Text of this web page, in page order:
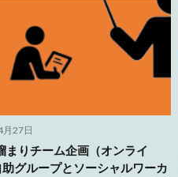
27日
まりチーム企画（オンライ
グループとソーシャルワーカ